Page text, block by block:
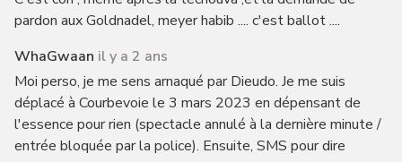
pardon aux Goldnadel, meyer habib .... c'est ballot ....
WhaGwaan il y a 2 ans
Moi perso, je me sens arnaqué par Dieudo. Je me suis
déplacé à Courbevoie le 3 mars 2023 en dépensant de
l'essence pour rien (spectacle annulé à la dernière minute /
entrée bloquée par la police). Ensuite, SMS pour dire